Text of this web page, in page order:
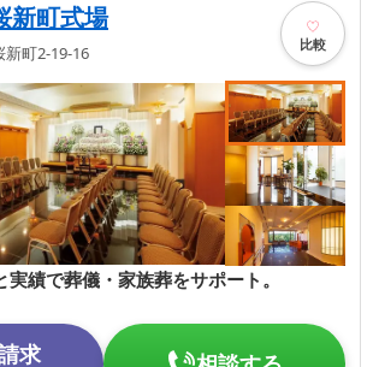
新町式場
新町2-19-16 比較
績で葬儀・家族葬をサポート。
求